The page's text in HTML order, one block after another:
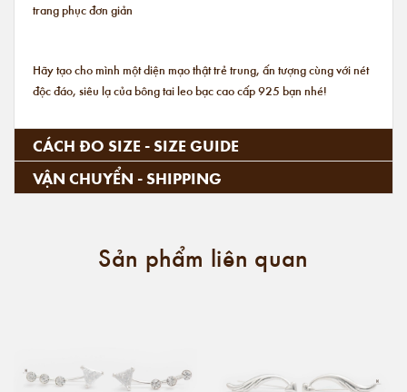
trang phục đơn giản
Hãy tạo cho mình một diện mạo thật trẻ trung, ấn tượng cùng với nét
độc đáo, siêu lạ của bông tai leo bạc cao cấp 925 bạn nhé!
CÁCH ĐO SIZE - SIZE GUIDE
VẬN CHUYỂN - SHIPPING
Sản phẩm liên quan